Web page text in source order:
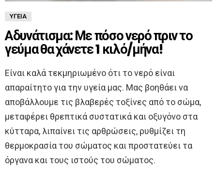
ΥΓΕΊΑ
Αδυνάτισμα: Με πόσο νερό πριν το
γεύμα θα χάνετε 1 κιλό/μήνα!
Είναι καλά τεκμηριωμένο ότι το νερό είναι
απαραίτητο για την υγεία μας. Μας βοηθάει να
αποβάλλουμε τις βλαβερές τοξίνες από το σώμα,
μεταφέρει θρεπτικά συστατικά και οξυγόνο στα
κύτταρα, λιπαίνει τις αρθρώσεις, ρυθμίζει τη
θερμοκρασία του σώματος και προστατεύει τα
όργανα και τους ιστούς του σώματος.